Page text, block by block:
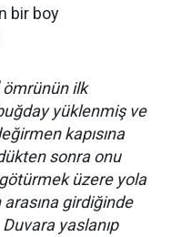
bir boy
ömrünün ilk
yüklenmiş ve
kapısına
sonra onu
üzere yola
arasına girdiğinde
yaslanıp